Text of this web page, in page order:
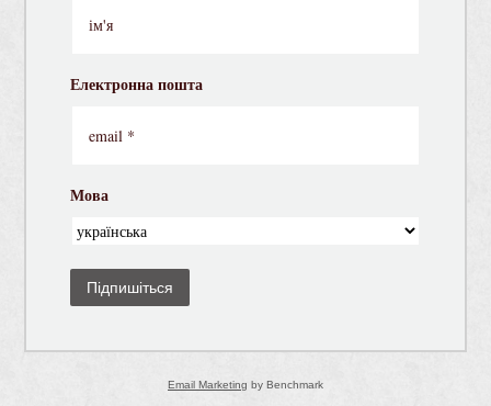
Електронна пошта
Мова
Підпишіться
Email Marketing by Benchmark